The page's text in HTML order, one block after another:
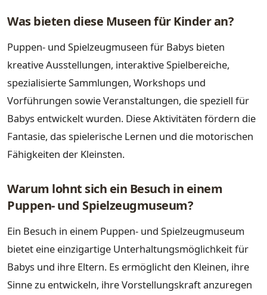
Was bieten diese Museen für Kinder an?
Puppen- und Spielzeugmuseen für Babys bieten
kreative Ausstellungen, interaktive Spielbereiche,
spezialisierte Sammlungen, Workshops und
Vorführungen sowie Veranstaltungen, die speziell für
Babys entwickelt wurden. Diese Aktivitäten fördern die
Fantasie, das spielerische Lernen und die motorischen
Fähigkeiten der Kleinsten.
Warum lohnt sich ein Besuch in einem
Puppen- und Spielzeugmuseum?
Ein Besuch in einem Puppen- und Spielzeugmuseum
bietet eine einzigartige Unterhaltungsmöglichkeit für
Babys und ihre Eltern. Es ermöglicht den Kleinen, ihre
Sinne zu entwickeln, ihre Vorstellungskraft anzuregen